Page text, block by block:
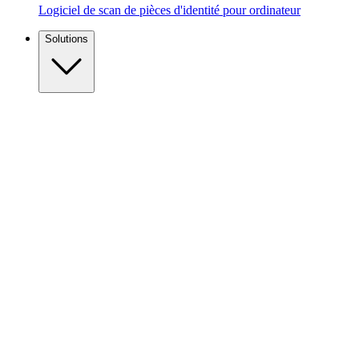
Logiciel de scan de pièces d'identité pour ordinateur
Solutions